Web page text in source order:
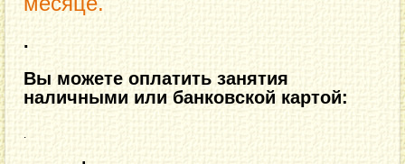
.
Вы можете оплатить занятия
наличными или банковской картой:
.